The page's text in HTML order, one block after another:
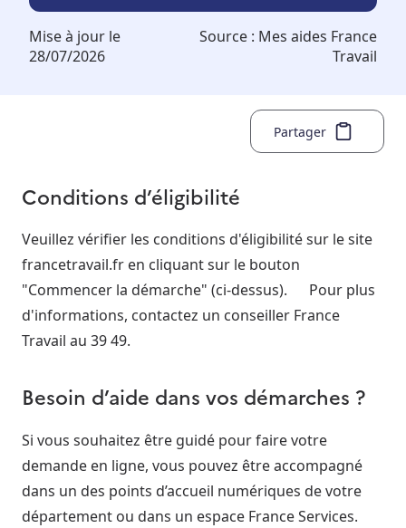
Mise à jour le
28/07/2026
Source : Mes aides France
Travail
Partager
Conditions d’éligibilité
Veuillez vérifier les conditions d'éligibilité sur le site
francetravail.fr en cliquant sur le bouton
"Commencer la démarche" (ci-dessus). Pour plus
d'informations, contactez un conseiller France
Travail au 39 49.
Besoin d’aide dans vos démarches ?
Si vous souhaitez être guidé pour faire votre
demande en ligne, vous pouvez être accompagné
dans un des points d’accueil numériques de votre
département ou dans un espace France Services.